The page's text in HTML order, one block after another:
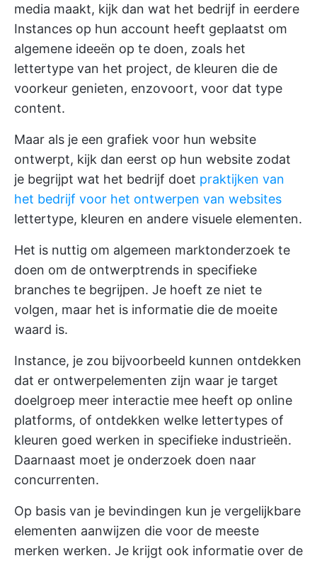
media maakt, kijk dan wat het bedrijf in eerdere
Instances op hun account heeft geplaatst om
algemene ideeën op te doen, zoals het
lettertype van het project, de kleuren die de
voorkeur genieten, enzovoort, voor dat type
content.
Maar als je een grafiek voor hun website
ontwerpt, kijk dan eerst op hun website zodat
je begrijpt wat het bedrijf doet praktijken van
het bedrijf voor het ontwerpen van websites
lettertype, kleuren en andere visuele elementen.
Het is nuttig om algemeen marktonderzoek te
doen om de ontwerptrends in specifieke
branches te begrijpen. Je hoeft ze niet te
volgen, maar het is informatie die de moeite
waard is.
Instance, je zou bijvoorbeeld kunnen ontdekken
dat er ontwerpelementen zijn waar je target
doelgroep meer interactie mee heeft op online
platforms, of ontdekken welke lettertypes of
kleuren goed werken in specifieke industrieën.
Daarnaast moet je onderzoek doen naar
concurrenten.
Op basis van je bevindingen kun je vergelijkbare
elementen aanwijzen die voor de meeste
merken werken. Je krijgt ook informatie over de